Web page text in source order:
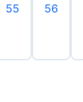
55 56